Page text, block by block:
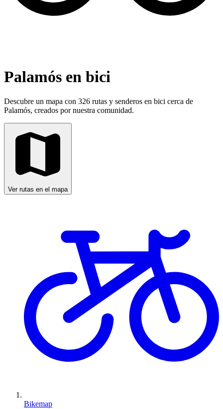
Palamós en bici
Descubre un mapa con 326 rutas y senderos en bici cerca de
Palamós, creados por nuestra comunidad.
Ver rutas en el mapa
Bikemap